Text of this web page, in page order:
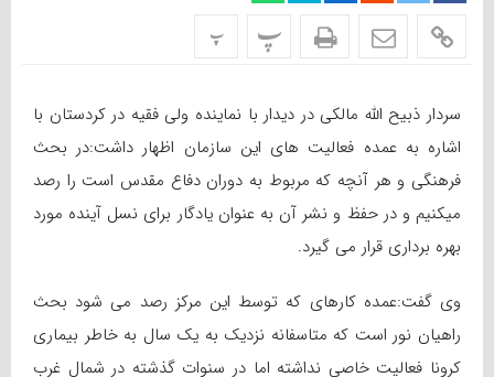
پ پ
سردار ذبیح الله مالکی در دیدار با نماینده ولی فقیه در کردستان با
اشاره به عمده فعالیت های این سازمان اظهار داشت:در بحث
فرهنگی و هر آنچه که مربوط به دوران دفاع مقدس است را رصد
میکنیم و در حفظ و نشر آن به عنوان یادگار برای نسل آینده مورد
بهره برداری قرار می گیرد.
وی گفت:عمده کارهای که توسط این مرکز رصد می شود بحث
راهیان نور است که متاسفانه نزدیک به یک سال به خاطر بیماری
کرونا فعالیت خاصی نداشته اما در سنوات گذشته در شمال غرب